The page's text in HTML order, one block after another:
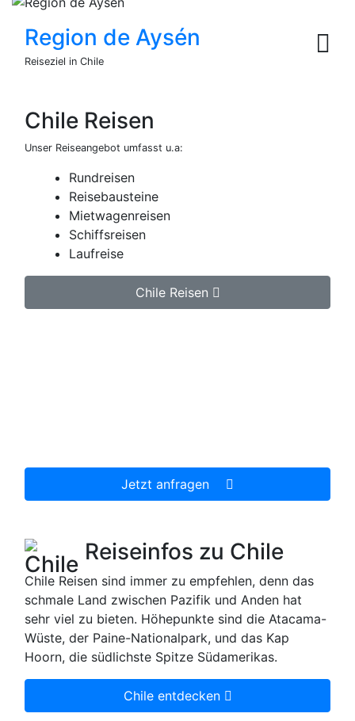
Region de Aysén
Reiseziel in Chile
Chile Reisen
Unser Reiseangebot umfasst u.a:
Rundreisen
Reisebausteine
Mietwagenreisen
Schiffsreisen
Laufreise
Chile Reisen
Jetzt anfragen
Reiseinfos zu Chile
Chile Reisen sind immer zu empfehlen, denn das
schmale Land zwischen Pazifik und Anden hat
sehr viel zu bieten. Höhepunkte sind die Atacama-
Wüste, der Paine-Nationalpark, und das Kap
Hoorn, die südlichste Spitze Südamerikas.
Chile entdecken